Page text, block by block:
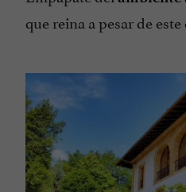
que reina a pesar de